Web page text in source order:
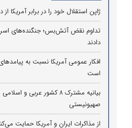
ژاپن استقلال خود را در برابر آمریکا
تداوم نقض آتش‌بس؛ جنگنده‌های
دادند
افکار عمومی آمریکا نسبت به
است
بیانیه مشترک ۸ کشور عربی و
صهیونیستی
از مذاکرات ایران و آمریکا حمایت